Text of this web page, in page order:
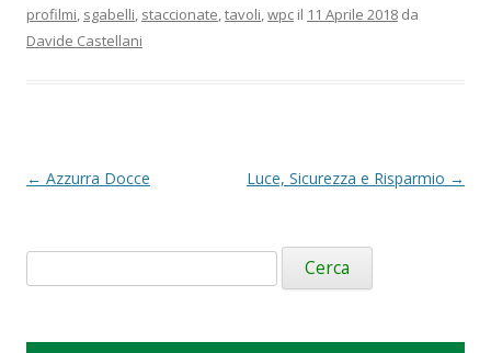
profilmi, sgabelli, staccionate,tavoli,wpc il 11 Aprile 2018 da
Davide Castellani
Navigazione
← Azzurra Docce Luce, Sicurezza e Risparmio →
Ricerca
per: